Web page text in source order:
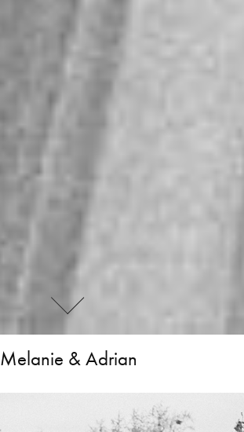
Melanie & Adrian